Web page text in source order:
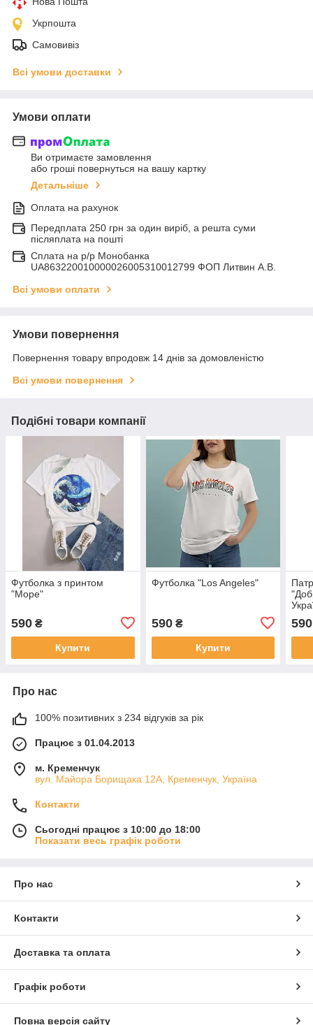
Укрпошта
Самовивіз
Всі умови доставки
Умови оплати
Ви отримаєте замовлення
або гроші повернуться на вашу картку
Детальніше
Оплата на рахунок
Передплата 250 грн за один виріб, а решта суми
післяплата на пошті
Сплата на р/р Монобанка
UA863220010000026005310012799 ФОП Литвин А.В.
Всі умови оплати
Умови повернення
Повернення товару впродовж 14 днів за домовленістю
Всі умови повернення
Подібні товари компанії
Футболка з принтом
"Море"
590 ₴
Купити
Футболка "Los Angeles"
590₴
Купити
590
Про нас
100% позитивних з 234 відгуків за рік
Працює з 01.04.2013
м. Кременчук
вул. Майора Борищака 12А, Кременчук, Україна
Контакти
Сьогодні працює з 10:00 до 18:00
Показати весь графік роботи
Про нас
Контакти
Доставка та оплата
Графік роботи
Повна версія сайту